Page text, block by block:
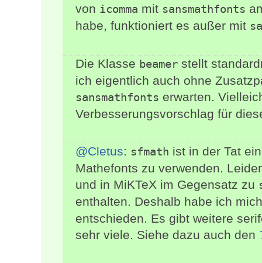
von icomma mit sansmathfonts
habe, funktioniert es außer mit
Die Klasse beamer stellt
ich eigentlich auch ohne
sansmathfonts erwarten.
Verbesserungsvorschlag für
@Cletus: sfmath ist in der Tat
Mathefonts zu verwenden.
und in MiKTeX im Gegensatz zu
enthalten. Deshalb habe ich
entschieden. Es gibt weitere
sehr viele. Siehe dazu auch den